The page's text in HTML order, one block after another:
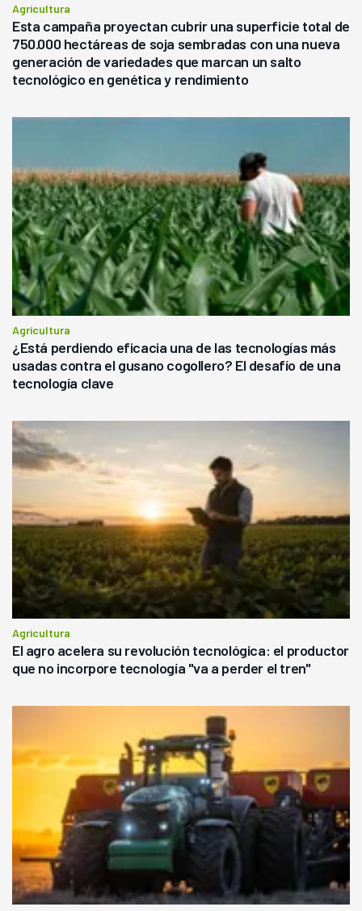
Agricultura
Esta campaña proyectan cubrir una superficie total de
750.000 hectáreas de soja sembradas con una nueva
generación de variedades que marcan un salto
tecnológico en genética y rendimiento
Agricultura
¿Está perdiendo eficacia una de las tecnologías más
usadas contra el gusano cogollero? El desafío de una
tecnología clave
Agricultura
El agro acelera su revolución tecnológica: el productor
que no incorpore tecnología "va a perder el tren"